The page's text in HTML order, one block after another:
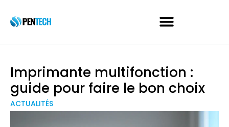
Imprimante multifonction :
guide pour faire le bon choix
ACTUALITÉS